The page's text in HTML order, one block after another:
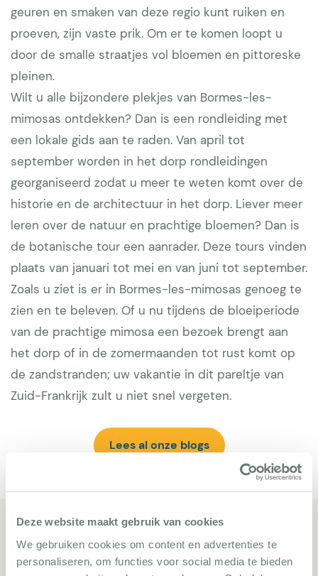
Deze website maakt gebruik van cookies
We gebruiken cookies om content en advertenties te
personaliseren, om functies voor social media te bieden
geuren en smaken van deze regio kunt ruiken en
proeven, zijn vaste prik. Om er te komen loopt u
door de smalle straatjes vol bloemen en pittoreske
pleinen.
Wilt u alle bijzondere plekjes van Bormes-les-
mimosas ontdekken? Dan is een rondleiding met
een lokale gids aan te raden. Van april tot
september worden in het dorp rondleidingen
georganiseerd zodat u meer te weten komt over de
historie en de architectuur in het dorp. Liever meer
leren over de natuur en prachtige bloemen? Dan is
de botanische tour een aanrader. Deze tours vinden
plaats van januari tot mei en van juni tot september.
Zoals u ziet is er in Bormes-les-mimosas genoeg te
zien en te beleven. Of u nu tijdens de bloeiperiode
van de prachtige mimosa een bezoek brengt aan
het dorp of in de zomermaanden tot rust komt op
de zandstranden; uw vakantie in dit pareltje van
Zuid-Frankrijk zult u niet snel vergeten.
Lees al onze blogs
Gerelateerde vakantievilla's